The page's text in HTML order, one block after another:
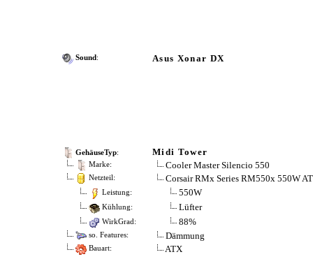
Sound: Asus Xonar DX
GehäuseTyp: Midi Tower
Marke: Cooler Master Silencio 550
Netzteil: Corsair RMx Series RM550x 550W
Leistung: 550W
Kühlung: Lüfter
WirkGrad: 88%
so. Features: Dämmung
Bauart: ATX